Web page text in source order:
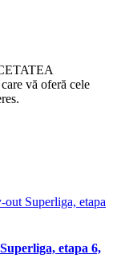
vă oferă cele
etapa 6,